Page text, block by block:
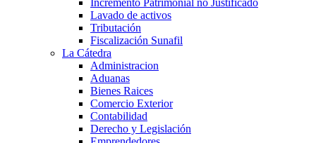
Incremento Patrimonial no Justificado
Lavado de activos
Tributación
Fiscalización Sunafil
La Cátedra
Administracion
Aduanas
Bienes Raices
Comercio Exterior
Contabilidad
Derecho y Legislación